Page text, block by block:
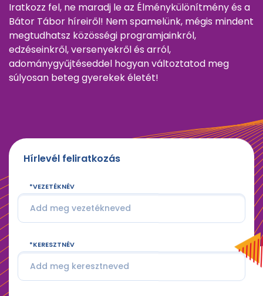
Iratkozz fel, ne maradj le az Élménykülönítmény és a
Bátor Tábor híreiről! Nem spamelünk, mégis mindent
megtudhatsz közösségi programjainkról,
edzéseinkről, versenyekről és arról,
adománygyűjtéseddel hogyan változtatod meg
súlyosan beteg gyerekek életét!
Hírlevél feliratkozás
VEZETÉKNÉV
KERESZTNÉV